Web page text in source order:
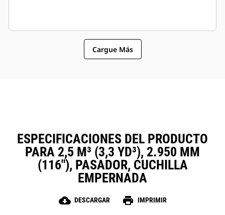
Cargue Más
ESPECIFICACIONES DEL PRODUCTO
PARA 2,5 M³ (3,3 YD³), 2.950 MM
(116"), PASADOR, CUCHILLA
EMPERNADA
cloud_download DESCARGAR print IMPRIMIR